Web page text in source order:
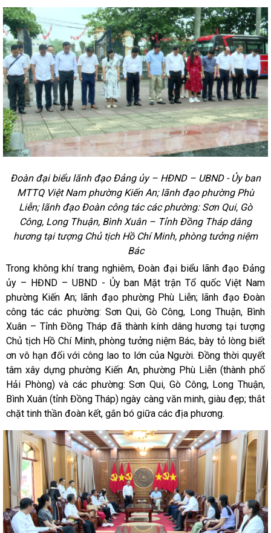
Đoàn đại biểu lãnh đạo Đảng ủy – HĐND – UBND - Ủy ban
MTTQ Việt Nam phường Kiến An; lãnh đạo phường Phù
Liễn; lãnh đạo Đoàn công tác các phường: Sơn Qui, Gò
Công, Long Thuận, Bình Xuân – Tỉnh Đồng Tháp dâng
hương tại tượng Chủ tịch Hồ Chí Minh, phòng tưởng niệm
Bác
Trong không khí trang nghiêm, Đoàn đại biểu lãnh đạo Đảng
ủy – HĐND – UBND - Ủy ban Mặt trận Tổ quốc Việt Nam
phường Kiến An; lãnh đạo phường Phù Liễn; lãnh đạo Đoàn
công tác các phường: Sơn Qui, Gò Công, Long Thuận, Bình
Xuân – Tỉnh Đồng Tháp đã thành kính dâng hương tại tượng
Chủ tịch Hồ Chí Minh, phòng tưởng niệm Bác, bày tỏ lòng biết
ơn vô hạn đối với công lao to lớn của Người. Đồng thời quyết
tâm xây dựng phường Kiến An, phường Phù Liễn (thành phố
Hải Phòng) và các phường: Sơn Qui, Gò Công, Long Thuận,
Bình Xuân (tỉnh Đồng Tháp) ngày càng văn minh, giàu đẹp; thắt
chặt tinh thần đoàn kết, gắn bó giữa các địa phương.